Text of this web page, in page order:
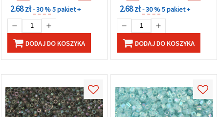
2.68 zł- 30 %5 pakiet +
DODAJ DO KOSZYKA
2.68 zł- 30 %5 pakiet +
DODAJ DO KOSZYKA